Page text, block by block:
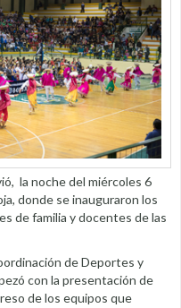
la noche del miércoles 6
donde se inauguraron los
de familia y docentes de las
de Deportes y
con la presentación de
de los equipos que